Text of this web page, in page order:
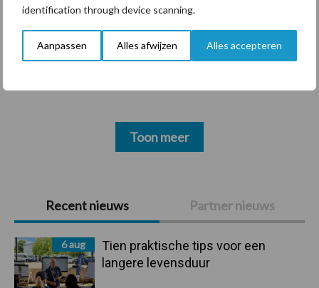
identification through device scanning.
Aanpassen Alles afwijzen Alles accepteren
Primaire
Sidebar
Recent nieuws Partner nieuws
6 aug
Tien praktische tips voor een
langere levensduur
Mastitis Hittestress
Toon meer